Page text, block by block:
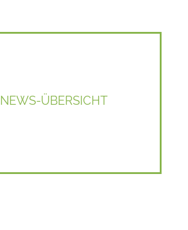
NEWS-ÜBERSICHT